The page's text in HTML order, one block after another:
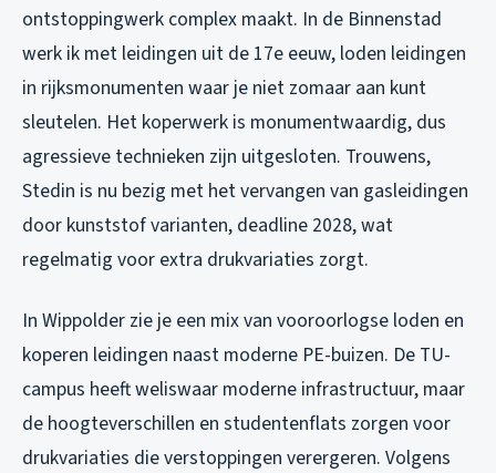
ontstoppingwerk complex maakt. In de Binnenstad
werk ik met leidingen uit de 17e eeuw, loden leidingen
in rijksmonumenten waar je niet zomaar aan kunt
sleutelen. Het koperwerk is monumentwaardig, dus
agressieve technieken zijn uitgesloten. Trouwens,
Stedin is nu bezig met het vervangen van gasleidingen
door kunststof varianten, deadline 2028, wat
regelmatig voor extra drukvariaties zorgt.
In Wippolder zie je een mix van vooroorlogse loden en
koperen leidingen naast moderne PE-buizen. De TU-
campus heeft weliswaar moderne infrastructuur, maar
de hoogteverschillen en studentenflats zorgen voor
drukvariaties die verstoppingen verergeren. Volgens